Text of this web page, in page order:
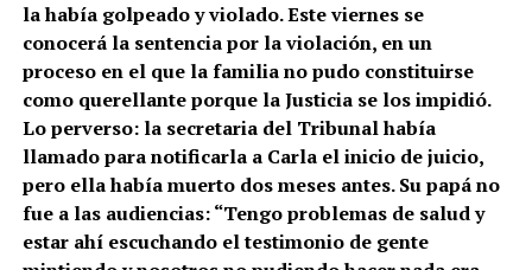
la había golpeado y violado. Este viernes se
conocerá la sentencia por la violación, en un
proceso en el que la familia no pudo constituirse
como querellante porque la Justicia se los impidió.
Lo perverso: la secretaria del Tribunal había
llamado para notificarla a Carla el inicio de juicio,
pero ella había muerto dos meses antes. Su papá no
fue a las audiencias: “Tengo problemas de salud y
estar ahí escuchando el testimonio de gente